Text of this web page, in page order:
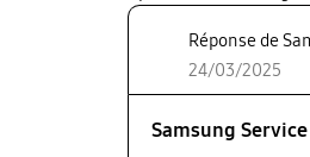
sehr empfehlen!
Réponse de
24/03/2025
Samsung Service